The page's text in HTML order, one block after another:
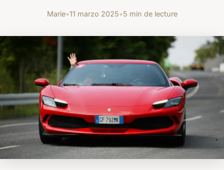
Marie•11 marzo 2025•5 min de lecture